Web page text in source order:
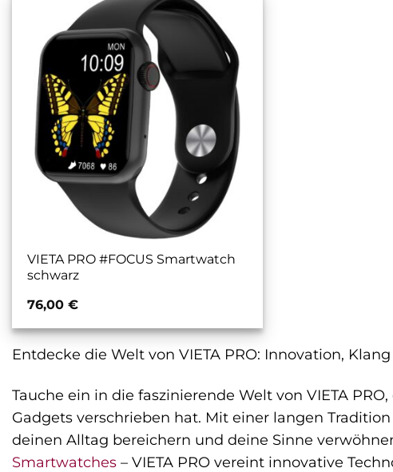
VIETA PRO #FOCUS Smartwatch
schwarz
76,00 €
Entdecke die Welt von VIETA PRO: Innovation,
Tauche ein in die faszinierende Welt von VIETA
Gadgets verschrieben hat. Mit einer langen
deinen Alltag bereichern und deine Sinne
Smartwatches – VIETA PRO vereint innovative